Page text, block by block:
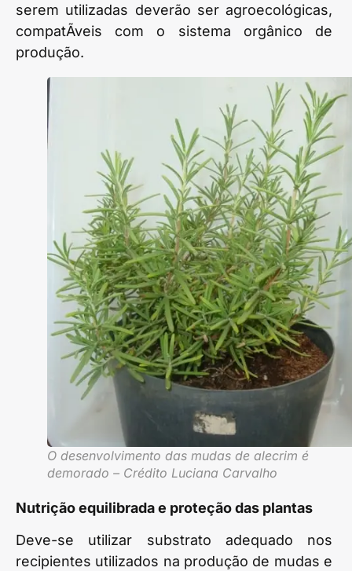
serem utilizadas deverão ser agroecológicas,
compatÃ­veis com o sistema orgânico de
produção.
O desenvolvimento das mudas de alecrim é
demorado – Crédito Luciana Carvalho
Nutrição equilibrada e proteção das plantas
Deve-se utilizar substrato adequado nos
recipientes utilizados na produção de mudas e